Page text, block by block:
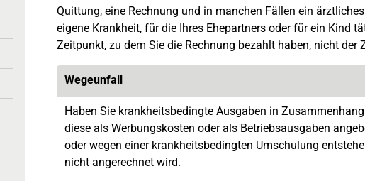
Quittung, eine Rechnung und in manchen Fällen ein
eigene Krankheit, für die Ihres Ehepartners oder für ein Kind
Zeitpunkt, zu dem Sie die Rechnung bezahlt haben, nicht
Wegeunfall
Haben Sie krankheitsbedingte Ausgaben in
diese als Werbungskosten oder als Betriebsausgaben
oder wegen einer krankheitsbedingten Umschulung
nicht angerechnet wird.